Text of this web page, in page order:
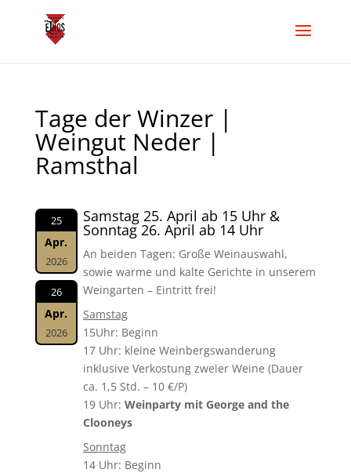
Tage der Winzer |
Weingut Neder |
Ramsthal
25
Apr.
2026
26
Apr.
2026
Samstag 25. April ab 15 Uhr &
Sonntag 26. April ab 14 Uhr
An beiden Tagen: Große Weinauswahl,
sowie warme und kalte Gerichte in unserem
Weingarten – Eintritt frei!
Samstag
15Uhr: Beginn
17 Uhr: kleine Weinbergswanderung
inklusive Verkostung zweier Weine (Dauer
ca. 1,5 Std. – 10 €/P)
19 Uhr: Weinparty mit George and the
Clooneys
Sonntag
14 Uhr: Beginn